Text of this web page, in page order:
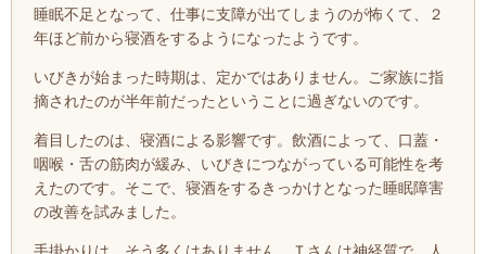
睡眠不足となって
仕事に支障が出てしまうのが怖くて、２
年ほど前から寝酒をするようになったようです。
いびきが始まった時期は、定かではありません。ご家族に指
摘されたのが半年前だったということに過ぎないのです。
着目したのは、寝酒による影響です。飲酒によって、口蓋・
咽喉・舌の筋肉が緩み、いびきにつながっている可能性を考
えたのです。そこで、寝酒をするきっかけとなった睡眠障害
の改善を試みました。